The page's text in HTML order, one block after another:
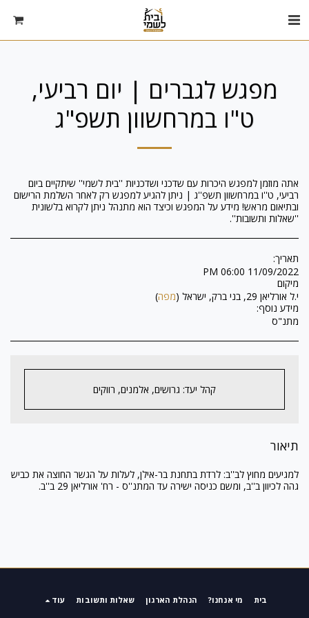
מפגש לגברים | יום רביעי,
ט"ו במרחשוון תשפ"ג
אתה מוזמן למפגש היכרות עם שדכני ושדכניות ''בית לשמי'' שיתקיים ביום
רביעי, ט''ו במרחשוון תשפ''ג | ניתן להגיע למפגש רק לאחר השלמת הרישום
ובתיאום מראש! מידע על המפגש וכיצד הוא מתנהל ניתן לקרוא בלשונית
''שאלות ותשובות''.
תאריך:
11/09/2022 06:00 PM
מיקום
י.ל אורליאן 29, בני ברק, ישראל (
מפה)
מידע נוסף:
מתנ"ס
קהל יעד: גרושים, אלמנים, רווקים
תיאור
למגיעים מחוץ לב''ב: לרדת בתחנת בר-אילן, לעלות על הגשר החוצה את כביש
גהה לכיוון ב''ב, ומשם כניסה ישירה עד המתנ''ס - רח' אורליאן 29 ב''ב.
בית מי אנחנו? הנהלת הארגון שאלות ותשובות עוד